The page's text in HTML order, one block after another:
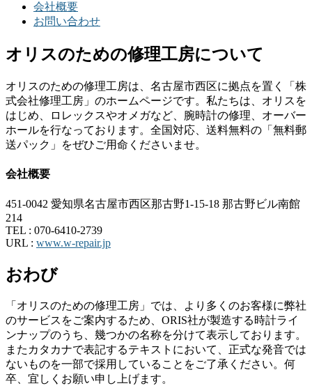
会社概要
お問い合わせ
オリスのための修理工房について
オリスのための修理工房は、名古屋市西区に拠点を置く「株
式会社修理工房」のホームページです。私たちは、オリスを
はじめ、ロレックスやオメガなど、腕時計の修理、オーバー
ホールを行なっております。全国対応、送料無料の「無料郵
送パック」をぜひご用命くださいませ。
会社概要
451-0042 愛知県名古屋市西区那古野1-15-18 那古野ビル南館
214
TEL : 070-6410-2739
URL : www.w-repair.jp
おわび
「オリスのための修理工房」では、より多くのお客様に弊社
のサービスをご案内するため、ORIS社が製造する時計ライ
ンナップのうち、幾つかの名称を分けて表示しております。
またカタカナで表記するテキストにおいて、正式な発音では
ないものを一部で採用していることをご了承ください。何
卒、宜しくお願い申し上げます。